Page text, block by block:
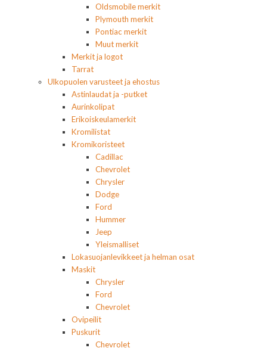
Oldsmobile merkit
Plymouth merkit
Pontiac merkit
Muut merkit
Merkit ja logot
Tarrat
Ulkopuolen varusteet ja ehostus
Astinlaudat ja -putket
Aurinkolipat
Erikoiskeulamerkit
Kromilistat
Kromikoristeet
Cadillac
Chevrolet
Chrysler
Dodge
Ford
Hummer
Jeep
Yleismalliset
Lokasuojanlevikkeet ja helman osat
Maskit
Chrysler
Ford
Chevrolet
Ovipeilit
Puskurit
Chevrolet